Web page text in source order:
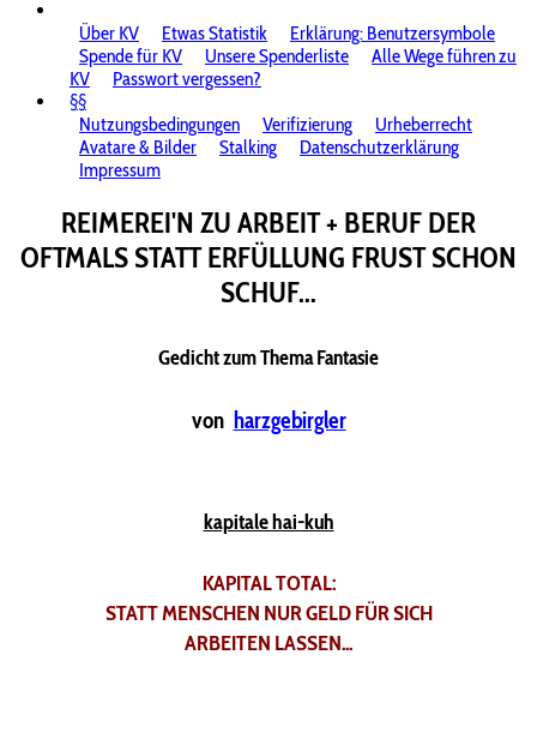
Über KV
Etwas Statistik
Erklärung: Benutzersymbole
Spende für KV
Unsere Spenderliste
Alle Wege führen zu
KV
Passwort vergessen?
§§
Nutzungsbedingungen
Verifizierung
Urheberrecht
Avatare & Bilder
Stalking
Datenschutzerklärung
Impressum
REIMEREI'N ZU ARBEIT + BERUF DER
OFTMALS STATT ERFÜLLUNG FRUST SCHON
SCHUF...
Gedicht zum Thema Fantasie
von harzgebirgler
kapitale hai-kuh
KAPITAL TOTAL:
STATT MENSCHEN NUR GELD FÜR SICH
ARBEITEN LASSEN...